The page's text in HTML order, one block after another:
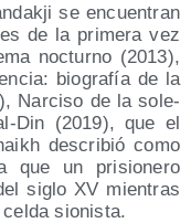
se encuen­tran
de la pri­me­ra vez
noc­turno (2013),
bio­gra­fía de la
Nar­ci­so de la sole­
Din (2019), que el
des­cri­bió como
que un pri­sio­ne­ro
siglo XV mien­tras
sionista.